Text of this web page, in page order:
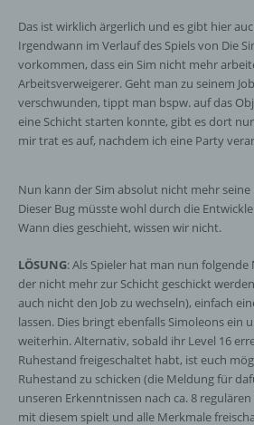
Das ist wirklich ärgerlich und es gibt hier
Irgendwann im Verlauf des Spiels von Die
vorkommen, dass ein Sim nicht mehr
Arbeitsverweigerer. Geht man zu seinem
verschwunden, tippt man bspw. auf das
eine Schicht starten konnte, gibt es dort
mir trat es auf, nachdem ich eine Party
Nun kann der Sim absolut nicht mehr
Dieser Bug müsste wohl durch die
Wann dies geschieht, wissen wir nicht.
LÖSUNG: Als Spieler hat man nun folgende
der nicht mehr zur Schicht geschickt
auch nicht den Job zu wechseln), einfach
lassen. Dies bringt ebenfalls Simoleons ein
weiterhin. Alternativ, sobald ihr Level 16
Ruhestand freigeschaltet habt, ist euch
Ruhestand zu schicken (die Meldung für
unseren Erkenntnissen nach ca. 8
mit diesem spielt und alle Merkmale